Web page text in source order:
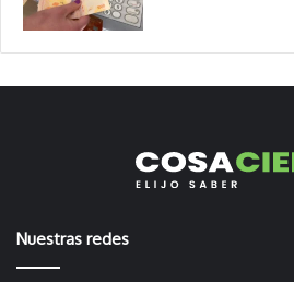
Nuestras redes